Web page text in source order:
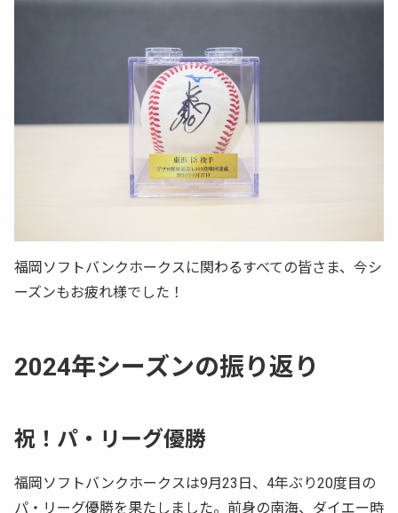
福岡ソフトバンクホークスに関わるすべての皆さま、今シ
ーズンもお疲れ様でした！
2024年シーズンの振り返り
祝！パ・リーグ優勝
福岡ソフトバンクホークスは9月23日、4年ぶり20度目の
パ・リーグ優勝を果たしました。前身の南海、ダイエー時